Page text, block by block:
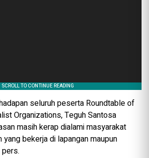
seluruh peserta Roundtable of
Organizations, Teguh Santosa
masih kerap dialami masyarakat
bekerja di lapangan maupun